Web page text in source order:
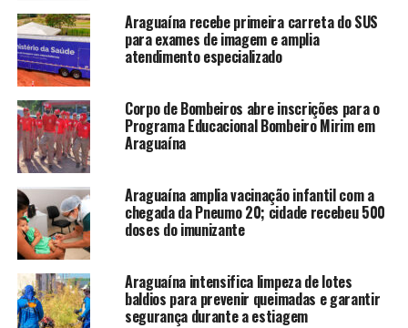
Araguaína recebe primeira carreta do SUS
para exames de imagem e amplia
atendimento especializado
Corpo de Bombeiros abre inscrições para o
Programa Educacional Bombeiro Mirim em
Araguaína
Araguaína amplia vacinação infantil com a
chegada da Pneumo 20; cidade recebeu 500
doses do imunizante
Araguaína intensifica limpeza de lotes
baldios para prevenir queimadas e garantir
segurança durante a estiagem